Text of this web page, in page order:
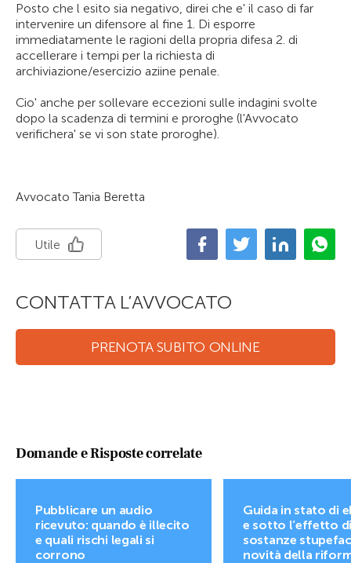
Posto che l esito sia negativo, direi che e' il caso di far
intervenire un difensore al fine 1. Di esporre
immediatamente le ragioni della propria difesa 2. di
accellerare i tempi per la richiesta di
archiviazione/esercizio aziine penale.
Cio' anche per sollevare eccezioni sulle indagini svolte
dopo la scadenza di termini e proroghe (l'Avvocato
verifichera' se vi son state proroghe).
Avvocato Tania Beretta
Utile
CONTATTA L’AVVOCATO
PRENOTA SUBITO ONLINE
Domande e Risposte correlate
Pubblicare un audio
ricevuto: quando è illecito
e quali rischi legali si
corrono
Guida in stato di
e sotto l’effetto di
sostanze
novità della